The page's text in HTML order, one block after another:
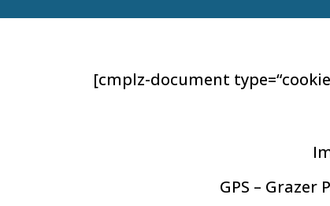
[cmplz-document
GPS –